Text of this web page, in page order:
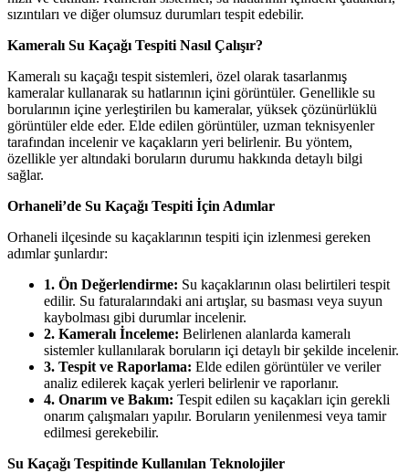
sızıntıları ve diğer olumsuz durumları tespit edebilir.
Kameralı Su Kaçağı Tespiti Nasıl Çalışır?
Kameralı su kaçağı tespit sistemleri, özel olarak tasarlanmış
kameralar kullanarak su hatlarının içini görüntüler. Genellikle su
borularının içine yerleştirilen bu kameralar, yüksek çözünürlüklü
görüntüler elde eder. Elde edilen görüntüler, uzman teknisyenler
tarafından incelenir ve kaçakların yeri belirlenir. Bu yöntem,
özellikle yer altındaki boruların durumu hakkında detaylı bilgi
sağlar.
Orhaneli’de Su Kaçağı Tespiti İçin Adımlar
Orhaneli ilçesinde su kaçaklarının tespiti için izlenmesi gereken
adımlar şunlardır:
1. Ön Değerlendirme: Su kaçaklarının olası belirtileri tespit
edilir. Su faturalarındaki ani artışlar, su basması veya suyun
kaybolması gibi durumlar incelenir.
2. Kameralı İnceleme: Belirlenen alanlarda kameralı
sistemler kullanılarak boruların içi detaylı bir şekilde incelenir.
3. Tespit ve Raporlama: Elde edilen görüntüler ve veriler
analiz edilerek kaçak yerleri belirlenir ve raporlanır.
4. Onarım ve Bakım: Tespit edilen su kaçakları için gerekli
onarım çalışmaları yapılır. Boruların yenilenmesi veya tamir
edilmesi gerekebilir.
Su Kaçağı Tespitinde Kullanılan Teknolojiler